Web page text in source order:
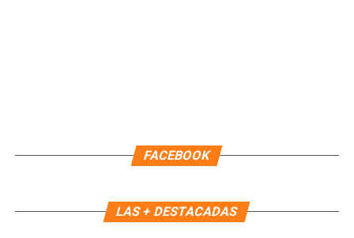
Únete al canal oficial de WhatsApp de
en tu teléfono.
FACEBOOK
LAS + DESTACADAS